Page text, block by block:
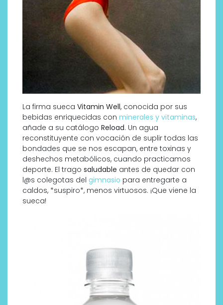
La firma sueca Vitamin Well, conocida por sus
bebidas enriquecidas con minerales y vitaminas,
añade a su catálogo Reload. Un agua
reconstituyente con vocación de suplir todas las
bondades que se nos escapan, entre toxinas y
deshechos metabólicos, cuando practicamos
deporte. El trago saludable antes de quedar con
l@s colegotas del gimnasio para entregarte a
caldos, *suspiro*, menos virtuosos. ¡Que viene la
sueca!